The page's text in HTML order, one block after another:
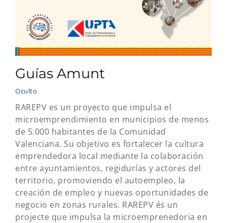
Guías Amunt
Oculto
RAREPV es un proyecto que impulsa el
microemprendimiento en municipios de menos
de 5.000 habitantes de la Comunidad
Valenciana. Su objetivo es fortalecer la cultura
emprendedora local mediante la colaboración
entre ayuntamientos, regidurías y actores del
territorio, promoviendo el autoempleo, la
creación de empleo y nuevas oportunidades de
negocio en zonas rurales. RAREPV és un
projecte que impulsa la microemprenedoria en